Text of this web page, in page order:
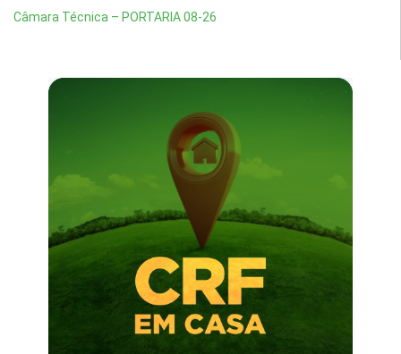
Câmara Técnica – PORTARIA 08-26